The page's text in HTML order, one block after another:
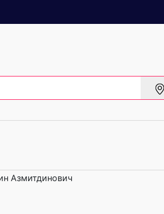
Азмитдинович